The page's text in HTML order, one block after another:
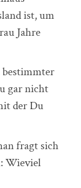
ist, um
Jahre
gar nicht
der Du
fragt sich
Wieviel